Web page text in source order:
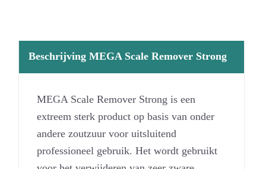
Beschrijving MEGA Scale Remover Strong
MEGA Scale Remover Strong is een
extreem sterk product op basis van onder
andere zoutzuur voor uitsluitend
professioneel gebruik. Het wordt gebruikt